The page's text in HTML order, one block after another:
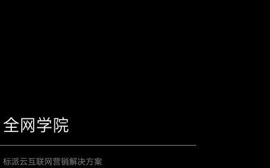
全网学院
标派云互联网营销解决方案